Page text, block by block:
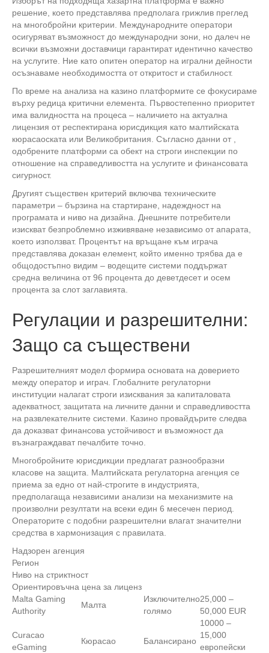
решение, което представлява предполага грижлив преглед
на многобройни критерии. Международните оператори
осигуряват възможност до международни зони, но далеч не
всички възможни доставчици гарантират идентично качество
на услугите. Ние като опитен оператор на игрални дейности
осъзнаваме необходимостта от откритост и стабилност.
По време на анализа на казино платформите се фокусираме
върху редица критични елемента. Първостепенно приоритет
има валидността на процеса – наличието на актуална
лицензия от респектирана юрисдикция като малтийската
кюрасаоската или Великобритания. Съгласно данни от ,
одобрените платформи са обект на строги инспекции по
отношение на справедливостта на услугите и финансовата
сигурност.
Другият съществен критерий включва техническите
параметри – бързина на стартиране, надеждност на
програмата и ниво на дизайна. Днешните потребители
изискват безпроблемно изживяване независимо от апарата,
което използват. Процентът на връщане към играча
представлява доказан елемент, който именно трябва да е
общодостъпно видим – водещите системи поддържат
средна величина от 96 процента до деветдесет и осем
процента за слот заглавията.
Регулации и разрешителни:
Защо са съществени
Разрешителният модел формира основата на доверието
между оператор и играч. Глобалните регулаторни
институции налагат строги изисквания за капиталовата
адекватност, защитата на личните данни и справедливостта
на развлекателните системи. Казино провайдърите следва
да доказват финансова устойчивост и възможност да
възнаграждават печалбите точно.
Многобройните юрисдикции предлагат разнообразни
класове на защита. Малтийската регулаторна агенция се
приема за едно от най-строгите в индустрията,
предполагаща независими анализи на механизмите на
произволни резултати на всеки един 6 месечен период.
Операторите с подобни разрешителни влагат значителни
средства в хармонизация с правилата.
Надзорен агенция
Регион
Ниво на стриктност
Ориентировъчна цена за лиценз
Malta Gaming
Authority
Малта
Изключително
голямо
25,000 –
50,000 EUR
Curacao
eGaming
Кюрасао Балансирано
10000 –
15,000
европейски